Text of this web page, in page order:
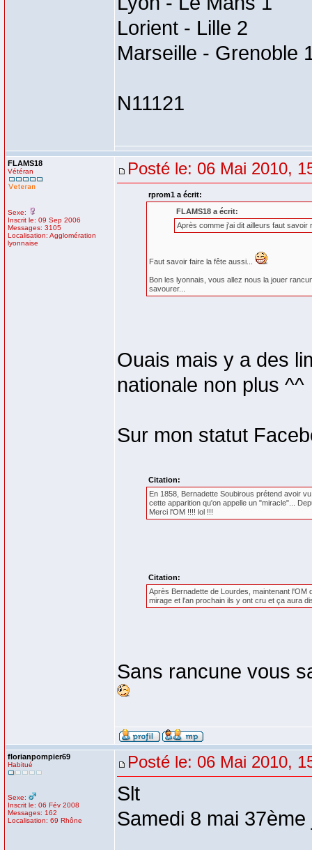
Lorient - Lille 2
Marseille - Grenoble
N11121
FLAMS18
Vétéran
Sexe:
Inscrit le: 09 Sep 2006
Messages: 3105
Localisation: Agglomération
lyonnaise
Posté le: 06 Mai 2010,
rprom1 a écrit:
FLAMS18 a écrit:
Après comme j'ai dit ailleurs faut savoir
Faut savoir faire la fête aussi...
Bon les lyonnais, vous allez nous la jouer
savourer...
Ouais mais y a des
nationale non plus ^^
Sur mon statut
Citation:
En 1858, Bernadette Soubirous prétend avoir
cette apparition qu'on appelle un "miracle"...
Merci l'OM !!!! lol !!!
Citation:
Après Bernadette de Lourdes, maintenant
mirage et l'an prochain ils y ont cru et ça aura
Sans rancune vous
florianpompier69
Habitué
Sexe:
Inscrit le: 06 Fév 2008
Messages: 162
Localisation: 69 Rhône
Posté le: 06 Mai 2010,
Slt
Samedi 8 mai 37ème